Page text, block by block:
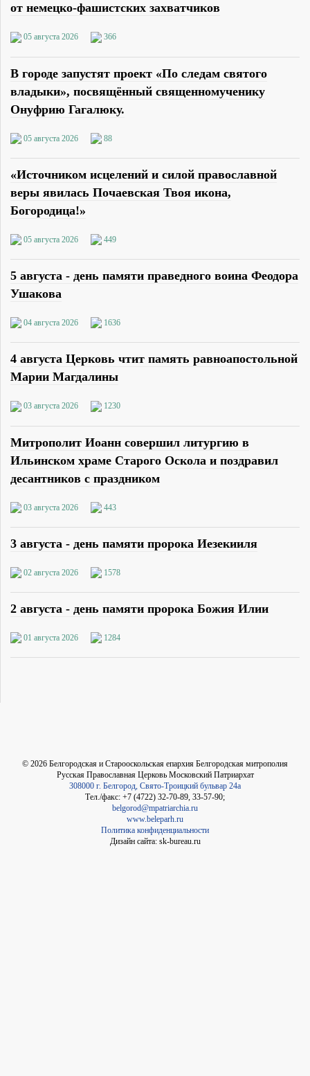
от немецко-фашистских захватчиков
05 августа 2026 366
В городе запустят проект «По следам святого
владыки», посвящённый священномученику
Онуфрию Гагалюку.
05 августа 2026 88
«Источником исцелений и силой православной
веры явилась Почаевская Твоя икона,
Богородица!»
05 августа 2026 449
5 августа - день памяти праведного воина Феодора
Ушакова
04 августа 2026 1636
4 августа Церковь чтит память равноапостольной
Марии Магдалины
03 августа 2026 1230
Митрополит Иоанн совершил литургию в
Ильинском храме Старого Оскола и поздравил
десантников с праздником
03 августа 2026 443
3 августа - день памяти пророка Иезекииля
02 августа 2026 1578
2 августа - день памяти пророка Божия Илии
01 августа 2026 1284
© 2026 Белгородская и Старооскольская епархия Белгородская митрополия
Русская Православная Церковь Московский Патриархат
308000 г. Белгород, Свято-Троицкий бульвар 24а
Тел./факс: +7 (4722) 32-70-89, 33-57-90;
belgorod@mpatriarchia.ru
www.beleparh.ru
Политика конфиденциальности
Дизайн сайта: sk-bureau.ru